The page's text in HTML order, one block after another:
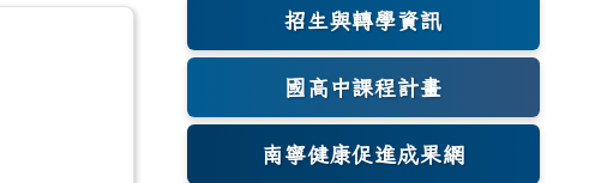
招生與轉學資訊
國高中課程計畫
南寧健康促進成果網
(另開新視窗)